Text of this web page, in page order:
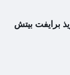
برايفت بيتش